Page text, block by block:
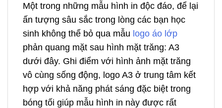
Một trong những mẫu hình in độc đáo, để lại
ấn tượng sâu sắc trong lòng các bạn học
sinh không thể bỏ qua mẫu logo áo lớp
phản quang mặt sau hình mặt trăng: A3
dưới đây. Ghi điểm với hình ảnh mặt trăng
vô cùng sống động, logo A3 ở trung tâm kết
hợp với khả năng phát sáng đặc biệt trong
bóng tối giúp mẫu hình in này được rất